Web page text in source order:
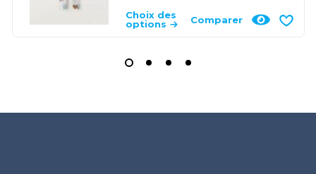
Choix des
options
Comparer